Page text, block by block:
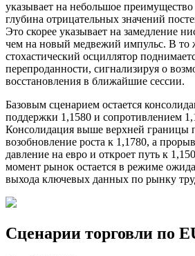
указывает на небольшое
глубина отрицательных значений
Это скорее указывает на замедление
чем на новый медвежий импульс. В то
стохастический осциллятор
перепроданности, сигнализируя о
восстановления в ближайшие сессии.
Базовым сценарием остается
поддержки 1,1580 и сопротивлением
Консолидация выше верхней границы
возобновление роста к 1,1780, а
давление на евро и откроет путь к
момент рынок остается в режиме
выхода ключевых данных по рынку
Сценарии торговли по